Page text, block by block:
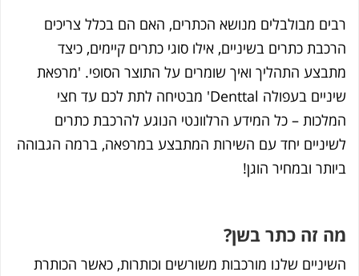
מבולבלים מנושא הכתרים, האם הם בכלל צריכים
כתרים בשיניים, אילו סוגי כתרים קיימים, כיצד
התהליך ואיך שומרים על התוצר הסופי. 'מרפאת
שיניים בעפולה Denttal' מבטיחה לתת לכם עד חצי
– כל המידע הרלוונטי הנוגע להרכבת כתרים
יחד עם השירות המתבצע במרפאה, ברמה הגבוהה
ובמחיר הוגן!
זה כתר בשן?
שלנו מורכבות משורשים וכותרות, כאשר הכותרת